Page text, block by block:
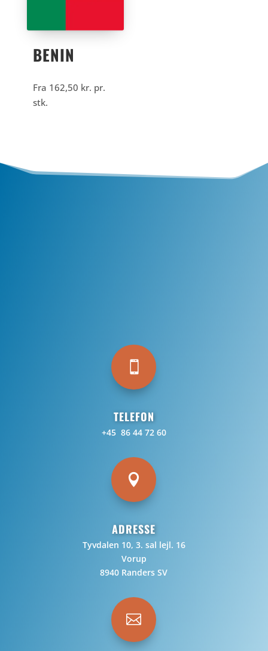
BENIN
Fra 162,50 kr. pr.
stk.
TELEFON
+45 86 44 72 60

ADRESSE
Tyvdalen 10, 3. sal lejl. 16
Vorup
8940 Randers SV
